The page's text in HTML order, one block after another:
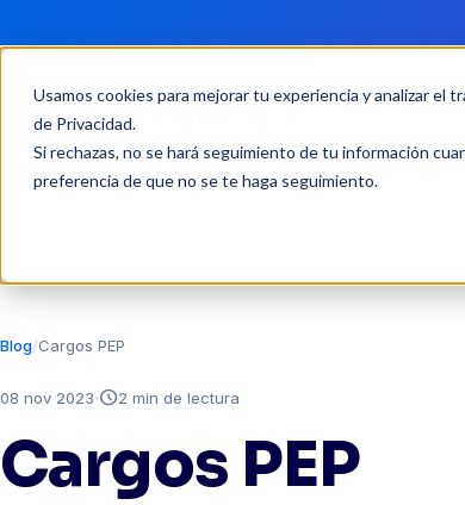
Usamos cookies para mejorar tu experiencia y analizar el
de Privacidad.
Si rechazas, no se hará seguimiento de tu información
preferencia de que no se te haga seguimiento.
Blog Cargos PEP
08 nov 2023·schedule2 min de lectura
Cargos PEP